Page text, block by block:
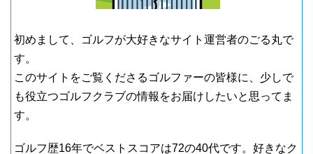
初めまして、ゴルフが大好きなサイト運営者のごる丸で
す。
このサイトをご覧くださるゴルファーの皆様に、少しで
も役立つゴルフクラブの情報をお届けしたいと思ってま
す。
ゴルフ歴16年でベストスコアは72の40代です。好きなク